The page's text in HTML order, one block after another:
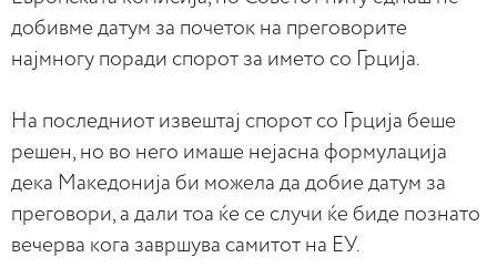
добивме датум за почеток на преговорите
најмногу поради спорот за името со Грција.
На последниот извештај спорот со Грција беше
решен, но во него имаше нејасна формулација
дека Македонија би можела да добие датум за
преговори, а дали тоа ќе се случи ќе биде познато
вечерва кога завршува самитот на ЕУ.